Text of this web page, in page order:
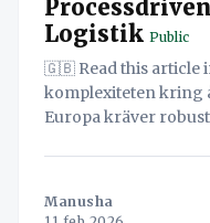
Logistik Public
🇬🇧 Read this article in English
komplexiteten kring
Europa kräver
skapar ett
Manusha